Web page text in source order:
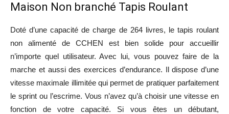
Maison Non branché Tapis Roulant
Doté d’une capacité de charge de 264 livres, le tapis roulant
non alimenté de CCHEN est bien solide pour accueillir
n’importe quel utilisateur. Avec lui, vous pouvez faire de la
marche et aussi des exercices d’endurance. Il dispose d’une
vitesse maximale illimitée qui permet de pratiquer parfaitement
le sprint ou l’escrime. Vous n’avez qu’à choisir une vitesse en
fonction de votre capacité. Si vous êtes un débutant,